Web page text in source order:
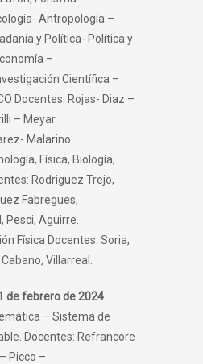
Antropología –
y Política- Política y
–
Científica –
Docentes: Rojas- Diaz –
– Meyar.
Malarino.
Física, Biología,
Rodriguez Trejo,
Fabregues,
Pesci, Aguirre.
Física Docentes: Soria,
Villarreal.
de febrero de 2024.
– Sistema de
Docentes: Refrancore
– Picco –